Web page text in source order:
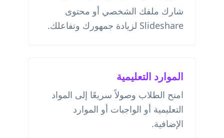
شارك ملفك الشخصي أو محتوى
Slideshare لزيادة جمهورك وتفاعلك.
الموارد التعليمية
امنح الطلاب وصولاً سريعًا إلى المواد
التعليمية أو الواجبات أو الموارد
الإضافية.